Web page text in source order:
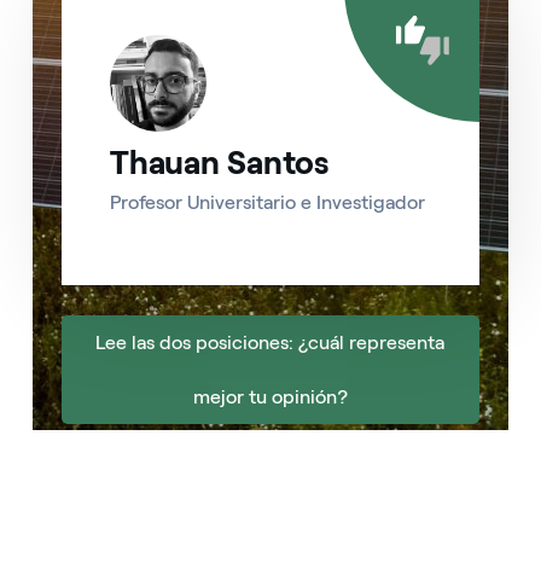
Thauan Santos
Profesor Universitario e Investigador
Lee las dos posiciones: ¿cuál representa
mejor tu opinión?